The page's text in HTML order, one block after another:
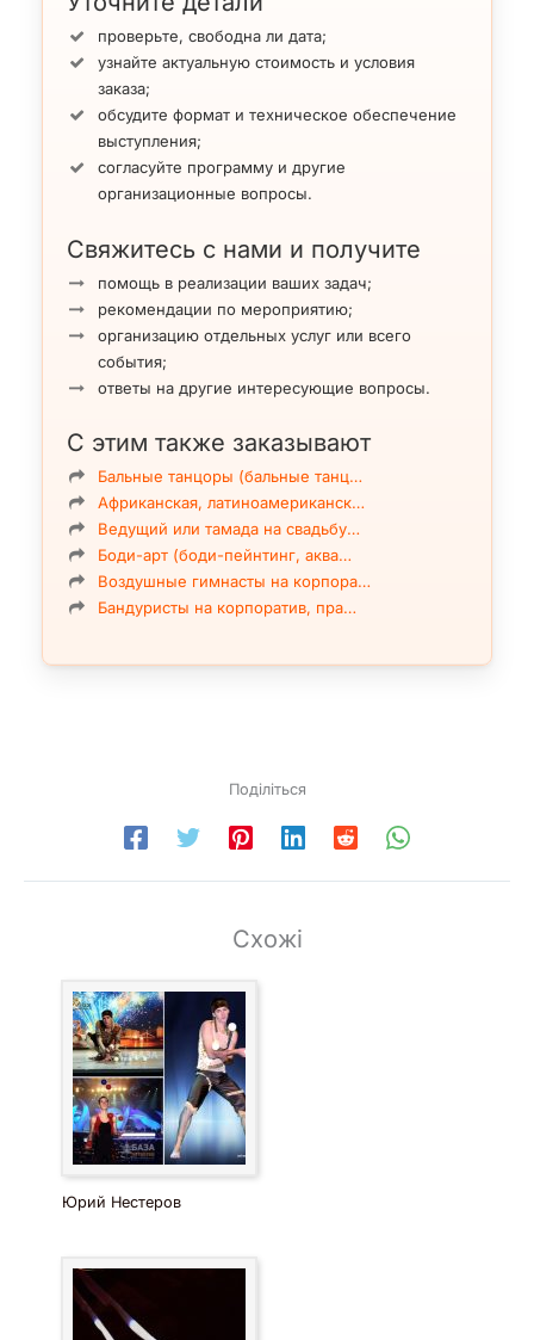
проверьте, свободна ли дата;
узнайте актуальную стоимость и условия
заказа;
обсудите формат и техническое обеспечение
выступления;
согласуйте программу и другие
организационные вопросы.
Свяжитесь с нами и получите
помощь в реализации ваших задач;
рекомендации по мероприятию;
организацию отдельных услуг или всего
события;
ответы на другие интересующие вопросы.
С этим также заказывают
Бальные танцоры (бальные танц…
Африканская, латиноамериканск…
Ведущий или тамада на свадьбу…
Боди-арт (боди-пейнтинг, аква…
Воздушные гимнасты на корпора…
Бандуристы на корпоратив, пра…
Поділіться
Схожі
Юрий Нестеров